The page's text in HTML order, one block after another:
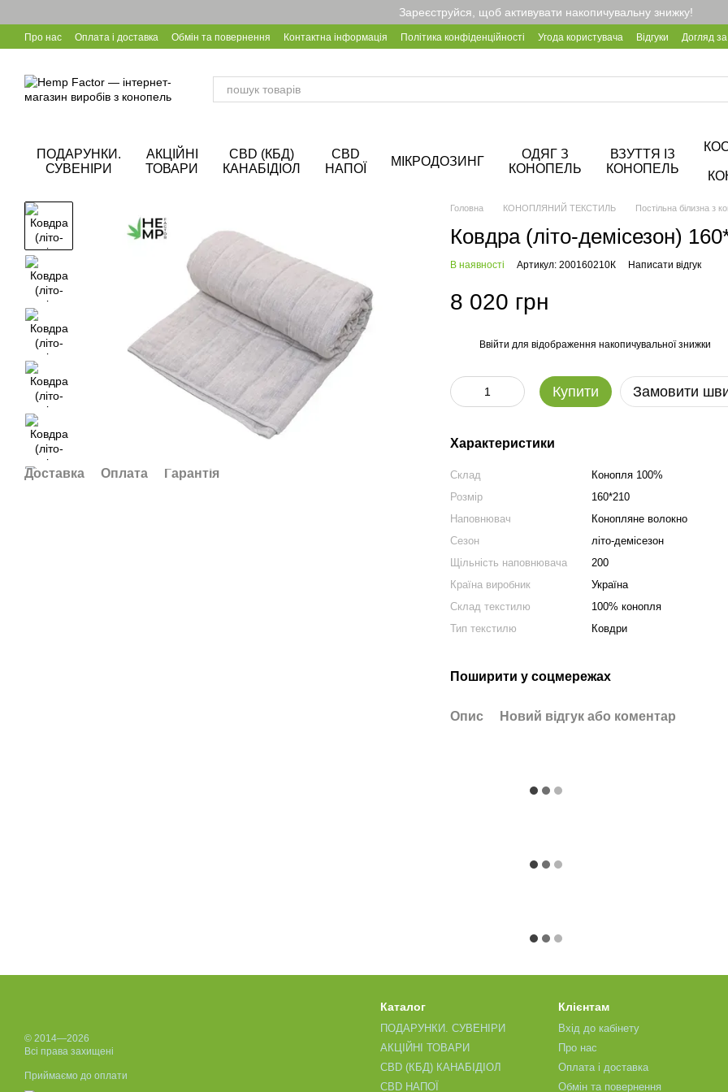
Зареєструйся, щоб активувати накопичувальну знижку!
Про нас Оплата і доставка Обмін та повернення Контактна інформація Політика конфіденційності Угода користувача Відгуки
Догляд
ПОДАРУНКИ.
СУВЕНІРИ
АКЦІЙНІ
ТОВАРИ
CBD (КБД)
КАНАБІДІОЛ
CBD
НАПОЇ
МІКРОДОЗИНГ
ОДЯГ З
КОНОПЕЛЬ
ВЗУТТЯ ІЗ
КОНОПЕЛЬ
Доставка Оплата Гарантія
Головна КОНОПЛЯНИЙ ТЕКСТИЛЬ Постільна білизна з
Ковдра (літо-демісезон)
В наявності Артикул: 200160210К Написати відгук
8 020 грн
Ввійти для відображення накопичувальної знижки
Купити Замовити
Характеристики
Склад
Конопля 100%
Розмір
160*210
Наповнювач
Конопляне волокно
Сезон
літо-демісезон
Щільність наповнювача
200
Країна виробник
Україна
Склад текстилю
100% конопля
Тип текстилю
Ковдри
Поширити у соцмережах
Опис Новий відгук або коментар
© 2014—2026
Всі права захищені
Приймаємо до оплати
Каталог
ПОДАРУНКИ. СУВЕНІРИ
АКЦІЙНІ ТОВАРИ
CBD (КБД) КАНАБІДІОЛ
CBD НАПОЇ
Клієнтам
Вхід до кабінету
Про нас
Оплата і доставка
Обмін та повернення